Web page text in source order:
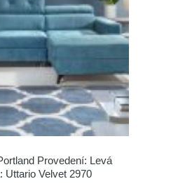
Provedení: Levá
Uttario Velvet 2970